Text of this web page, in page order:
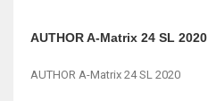
AUTHOR A-Matrix 24 SL 2020
AUTHOR A-Matrix 24 SL 2020